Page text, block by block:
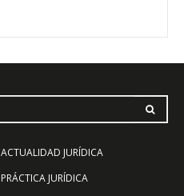
ACTUALIDAD JURÍDICA
PRÁCTICA JURÍDICA